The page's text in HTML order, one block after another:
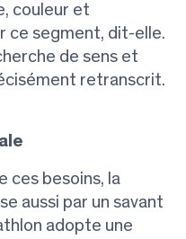
couleur et
ce segment, dit-elle.
de sens et
retranscrit.
ces besoins, la
aussi par un savant
adopte une